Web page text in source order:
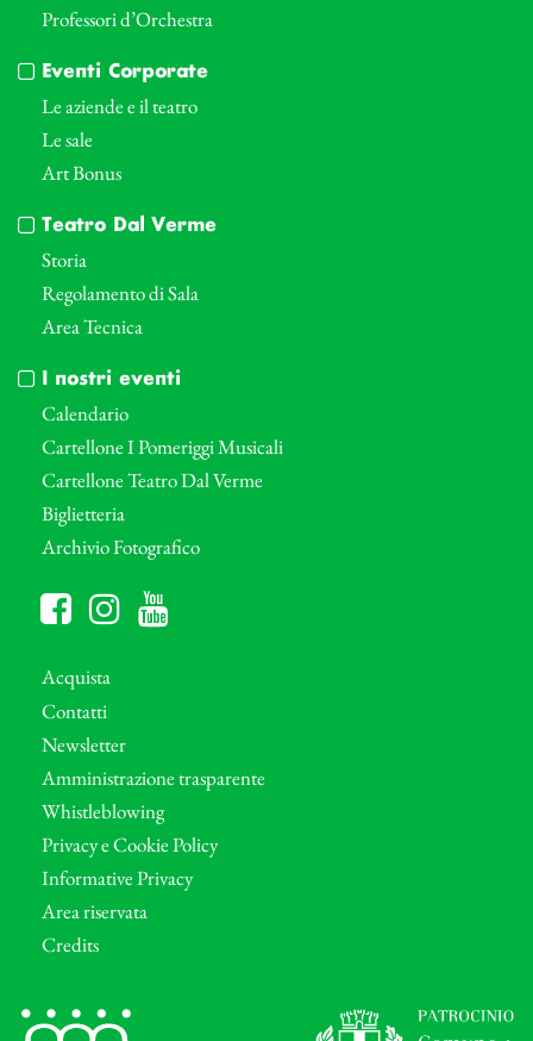
Professori d’Orchestra
Eventi Corporate
Le aziende e il teatro
Le sale
Art Bonus
Teatro Dal Verme
Storia
Regolamento di Sala
Area Tecnica
I nostri eventi
Calendario
Cartellone I Pomeriggi Musicali
Cartellone Teatro Dal Verme
Biglietteria
Archivio Fotografico
Acquista
Contatti
Newsletter
Amministrazione trasparente
Whistleblowing
Privacy e Cookie Policy
Informative Privacy
Area riservata
Credits